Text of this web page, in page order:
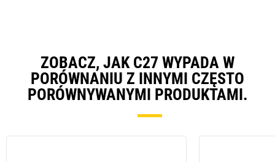
ZOBACZ, JAK C27 WYPADA W
PORÓWNANIU Z INNYMI CZĘSTO
PORÓWNYWANYMI PRODUKTAMI.